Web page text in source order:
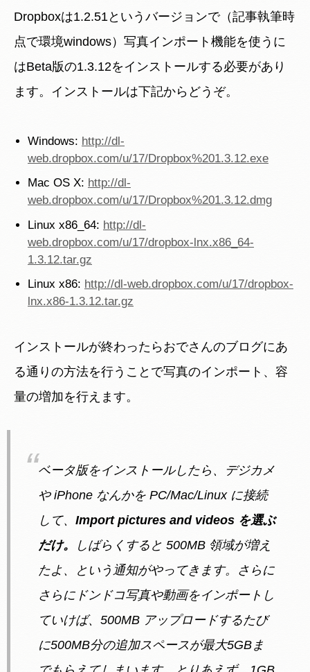
Dropboxは1.2.51というバージョンで（記事執筆時
点で環境windows）写真インポート機能を使うに
はBeta版の1.3.12をインストールする必要があり
ます。インストールは下記からどうぞ。
Windows: http://dl-
web.dropbox.com/u/17/Dropbox%201.3.12.exe
Mac OS X: http://dl-
web.dropbox.com/u/17/Dropbox%201.3.12.dmg
Linux x86_64: http://dl-
web.dropbox.com/u/17/dropbox-lnx.x86_64-
1.3.12.tar.gz
Linux x86: http://dl-web.dropbox.com/u/17/dropbox-
lnx.x86-1.3.12.tar.gz
インストールが終わったらおでさんのブログにあ
る通りの方法を行うことで写真のインポート、容
量の増加を行えます。
ベータ版をインストールしたら、デジカメ
や iPhone なんかを PC/Mac/Linux に接続
して、 Import pictures and videos を選ぶ
だけ。
しばらくすると 500MB 領域が増え
たよ、という通知がやってきます。さらに
さらにドンドコ写真や動画をインポートし
ていけば、500MB アップロードするたび
に500MB分の追加スペースが最大5GBま